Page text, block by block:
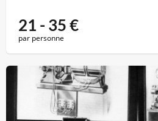
21 - 35€
par personne